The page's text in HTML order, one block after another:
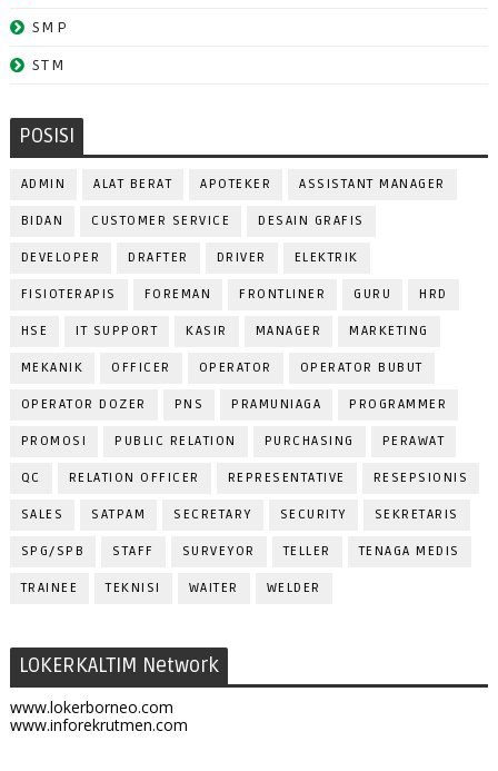
SMP
STM
POSISI
ADMIN ALAT BERAT APOTEKER ASSISTANT MANAGER
BIDAN CUSTOMER SERVICE DESAIN GRAFIS
DEVELOPER DRAFTER DRIVER ELEKTRIK
FISIOTERAPIS FOREMAN FRONTLINER GURU HRD
HSE IT SUPPORT KASIR MANAGER MARKETING
MEKANIK OFFICER OPERATOR OPERATOR BUBUT
OPERATOR DOZER PNS PRAMUNIAGA PROGRAMMER
PROMOSI PUBLIC RELATION PURCHASING PERAWAT
QC RELATION OFFICER REPRESENTATIVE RESEPSIONIS
SALES SATPAM SECRETARY SECURITY SEKRETARIS
SPG/SPB STAFF SURVEYOR TELLER TENAGA MEDIS
TRAINEE TEKNISI WAITER WELDER
LOKERKALTIM Network
www.lokerborneo.com
www.inforekrutmen.com